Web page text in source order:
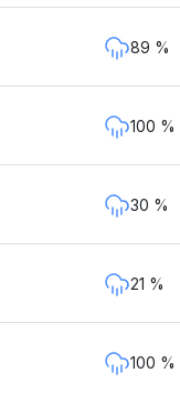
89 %
100 %
30 %
21 %
100 %